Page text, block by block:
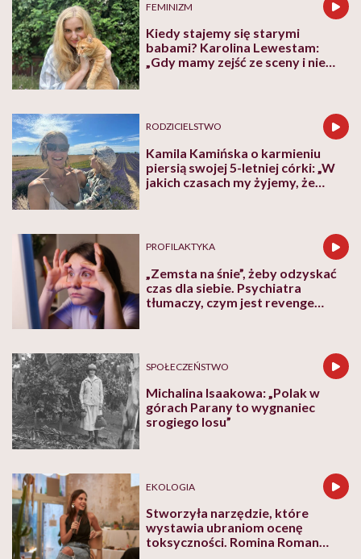
FEMINIZM
Kiedy stajemy się starymi
babami? Karolina Lewestam:
„Gdy mamy zejść ze sceny i nie
RODZICIELSTWO
Kamila Kamińska o karmieniu
piersią swojej 5-letniej córki: „W
jakich czasach my żyjemy, że
PROFILAKTYKA
„Zemsta na śnie”, żeby odzyskać
czas dla siebie. Psychiatra
tłumaczy, czym jest revenge
SPOŁECZEŃSTWO
Michalina Isaakowa: „Polak w
górach Parany to wygnaniec
srogiego losu”
EKOLOGIA
Stworzyła narzędzie, które
wystawia ubraniom ocenę
toksyczności. Romina Roman